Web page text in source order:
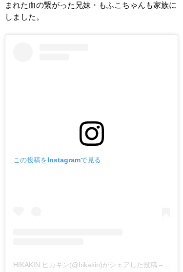
まれた血の繋がった兄妹・もふこちゃんも家族に
しました。
この投稿をInstagramで見る
HIKAKIN ヒカキン(@hikakin)がシェアした投稿 –